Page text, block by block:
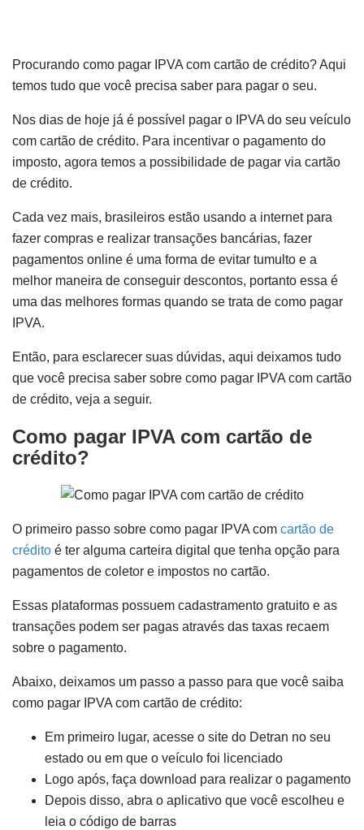
Procurando como pagar IPVA com cartão de crédito? Aqui
temos tudo que você precisa saber para pagar o seu.
Nos dias de hoje já é possível pagar o IPVA do seu veículo
com cartão de crédito. Para incentivar o pagamento do
imposto, agora temos a possibilidade de pagar via cartão
de crédito.
Cada vez mais, brasileiros estão usando a internet para
fazer compras e realizar transações bancárias, fazer
pagamentos online é uma forma de evitar tumulto e a
melhor maneira de conseguir descontos, portanto essa é
uma das melhores formas quando se trata de como pagar
IPVA.
Então, para esclarecer suas dúvidas, aqui deixamos tudo
que você precisa saber sobre como pagar IPVA com cartão
de crédito, veja a seguir.
Como pagar IPVA com cartão de
crédito?
O primeiro passo sobre como pagar IPVA com cartão de
crédito é ter alguma carteira digital que tenha opção para
pagamentos de coletor e impostos no cartão.
Essas plataformas possuem cadastramento gratuito e as
transações podem ser pagas através das taxas recaem
sobre o pagamento.
Abaixo, deixamos um passo a passo para que você saiba
como pagar IPVA com cartão de crédito:
Em primeiro lugar, acesse o site do Detran no seu
estado ou em que o veículo foi licenciado
Logo após, faça download para realizar o pagamento
Depois disso, abra o aplicativo que você escolheu e
leia o código de barras